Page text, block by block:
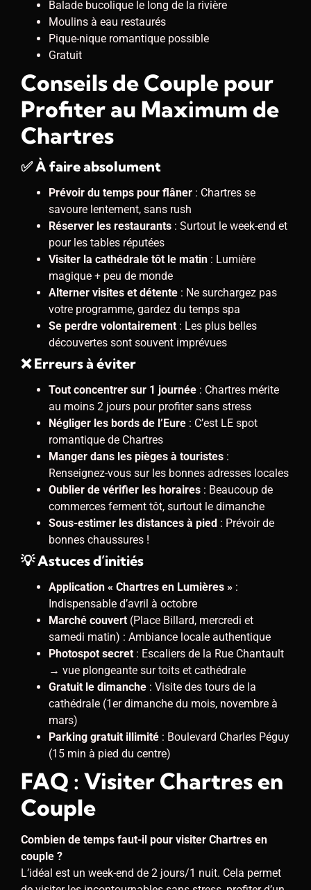
Balade bucolique le long de la rivière
Moulins à eau restaurés
Pique-nique romantique possible
Gratuit
Conseils de Couple pour
Profiter au Maximum de
Chartres
✅ À faire absolument
Prévoir du temps pour flâner : Chartres se
savoure lentement, sans rush
Réserver les restaurants : Surtout le week-end et
pour les tables réputées
Visiter la cathédrale tôt le matin : Lumière
magique + peu de monde
Alterner visites et détente : Ne surchargez pas
votre programme, gardez du temps spa
Se perdre volontairement : Les plus belles
découvertes sont souvent imprévues
❌ Erreurs à éviter
Tout concentrer sur 1 journée : Chartres mérite
au moins 2 jours pour profiter sans stress
Négliger les bords de l’Eure : C’est LE spot
romantique de Chartres
Manger dans les pièges à touristes :
Renseignez-vous sur les bonnes adresses locales
Oublier de vérifier les horaires : Beaucoup de
commerces ferment tôt, surtout le dimanche
Sous-estimer les distances à pied : Prévoir de
bonnes chaussures !
💡 Astuces d’initiés
Application « Chartres en Lumières » :
Indispensable d’avril à octobre
Marché couvert (Place Billard, mercredi et
samedi matin) : Ambiance locale authentique
Photospot secret : Escaliers de la Rue Chantault
→ vue plongeante sur toits et cathédrale
Gratuit le dimanche : Visite des tours de la
cathédrale (1er dimanche du mois, novembre à
mars)
Parking gratuit illimité : Boulevard Charles Péguy
(15 min à pied du centre)
FAQ : Visiter Chartres en
Couple
Combien de temps faut-il pour visiter Chartres en
couple ?
L’idéal est un week-end de 2 jours/1 nuit. Cela permet